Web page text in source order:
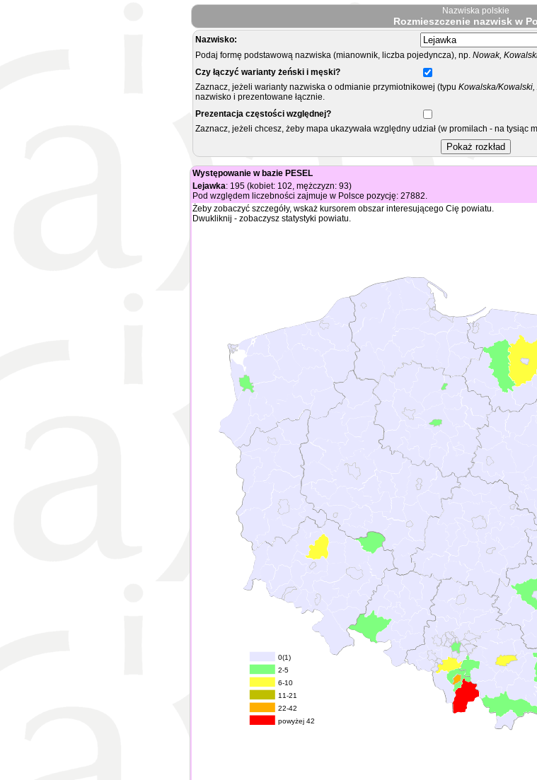
Nazwiska polskie
Rozmieszczenie nazwisk w
Nazwisko:
Podaj formę podstawową nazwiska (mianownik, liczba pojedyncza), np. Nowak,
Czy łączyć warianty żeński i męski?
Zaznacz, jeżeli warianty nazwiska o odmianie przymiotnikowej (typu Kowalska/
nazwisko i prezentowane łącznie.
Prezentacja częstości względnej?
Zaznacz, jeżeli chcesz, żeby mapa ukazywała względny udział (w promilach - na tysiąc
Występowanie w bazie PESEL
Lejawka: 195 (kobiet: 102, mężczyzn: 93)
Pod względem liczebności zajmuje w Polsce pozycję: 27882.
Żeby zobaczyć szczegóły, wskaż kursorem obszar interesującego Cię powiatu.
Dwukliknij - zobaczysz statystyki powiatu.
0(1)
2-5
6-10
11-21
22-42
powyżej 42